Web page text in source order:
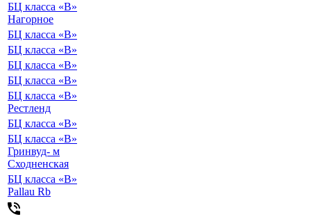
БЦ класса «B»
Нагорное
БЦ класса «B»
БЦ класса «B»
БЦ класса «B»
БЦ класса «B»
БЦ класса «B»
Рестленд
БЦ класса «B»
БЦ класса «B»
Гринвуд- м
Сходненская
БЦ класса «B»
Pallau Rb
